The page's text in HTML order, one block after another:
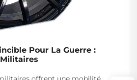
Pour La Guerre :